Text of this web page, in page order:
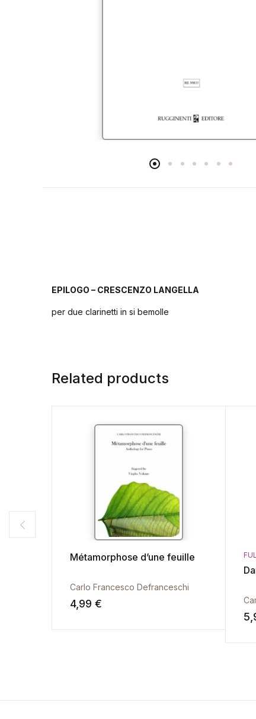
EPILOGO – CRESCENZO LANGELLA
per due clarinetti in si bemolle
Related products
Métamorphose d’une feuille
Carlo Francesco Defranceschi
4,99 €